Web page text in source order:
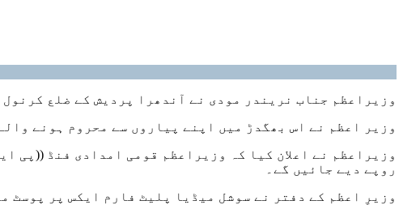
وزیراعظم جناب نریندر مودی نے آندھرا پردیش کے ضلع
وزیر اعظم نے اس بھگدڑ میں اپنے پیاروں سے محروم ہونے
وزیراعظم نے اعلان کیا کہ وزیراعظم قومی امدادی فنڈ )
روپے دیے جائیں گے۔
وزیرِ اعظم کے دفتر نے سوشل میڈیا پلیٹ فارم ایکس پر پوسٹ